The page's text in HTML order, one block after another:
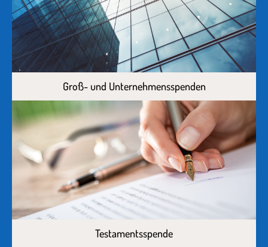
Groß- und Unternehmensspenden
Testamentsspende